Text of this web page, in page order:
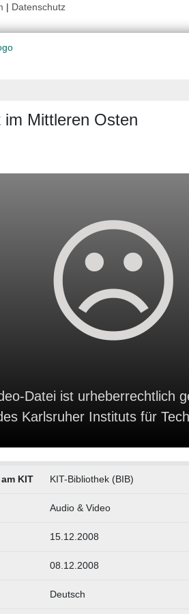
| Datenschutz
im Mittleren Osten
Datei ist urheberrechtlich
Karlsruher Instituts für
KIT KIT-Bibliothek (BIB)
Audio & Video
15.12.2008
08.12.2008
Deutsch